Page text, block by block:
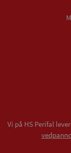
Vi på HS Perifal